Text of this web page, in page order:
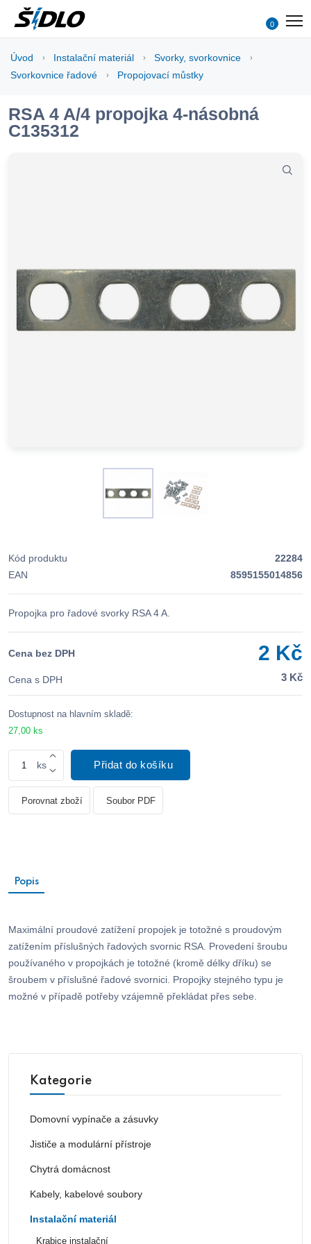
0
Úvod Instalační materiál
Svorky, svorkovnice
Svorkovnice řadové
Propojovací můstky
RSA 4 A/4 propojka 4-násobná
C135312
Kód produktu
22284
EAN
8595155014856
Propojka pro řadové svorky RSA 4 A.
Cena bez DPH 2 Kč
Cena s DPH 3 Kč
Dostupnost na hlavním skladě:
27,00 ks
ks Přidat do košíku
Porovnat zboží Soubor PDF
Popis
Maximální proudové zatížení propojek je totožné s proudovým
zatížením příslušných řadových svornic RSA. Provedení šroubu
používaného v propojkách je totožné (kromě délky dříku) se
šroubem v příslušné řadové svornici. Propojky stejného typu je
možné v případě potřeby vzájemně překládat přes sebe.
Kategorie
Domovní vypínače a zásuvky
Jističe a modulární přístroje
Chytrá domácnost
Kabely, kabelové soubory
Instalační materiál
Krabice instalační